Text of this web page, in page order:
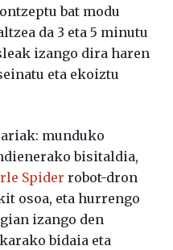
bat modu
da 3 eta 5 minutu
izango dira haren
eta ekoiztu
munduko
bisitaldia,
Spider robot-dron
osoa, eta hurrengo
izango den
bidaia eta